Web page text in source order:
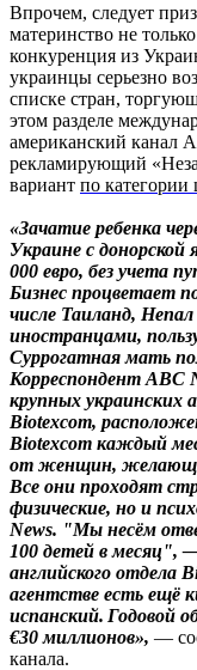
Впрочем, следует
материнство не
конкуренция из
украинцы серьезно
списке стран,
этом разделе
американский канал
рекламирующий
вариант по категории
«Зачатие ребенка
Украине с
000 евро, без учета
Бизнес процветает
числе Таиланд,
иностранцами,
Суррогатная мать
Корреспондент ABC
крупных украинских
Biotexcom,
Biotexcom каждый
от женщин,
Все они проходят
физические, но и
News. "Мы несём
100 детей в месяц",
английского отдела
агентстве есть ещё
испанский. Годовой
€30 миллионов», —
канала.